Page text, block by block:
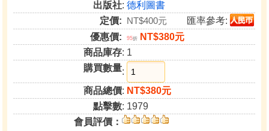
出版社:德利圖書
定價: NT$400元
匯率參考:
優惠價:
95折
NT$380元
商品庫存: 1
購買數量:
商品總價: NT$380元
點擊數: 1979
會員評價：